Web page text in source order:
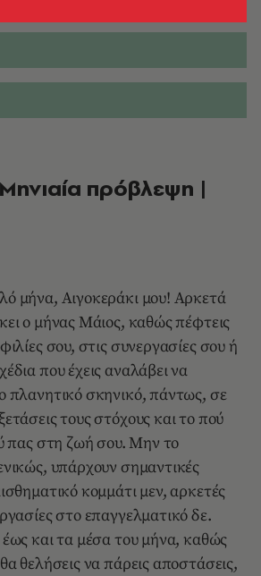
πρόβλεψη |
ο μήνας Μάιος, καθώς πέφτεις
σου, στις συνεργασίες σου ή
που έχεις αναλάβει να
πλανητικό σκηνικό, πάντως, σε
τους στόχους και το πού
πας στη ζωή σου. Μην το
υπάρχουν σημαντικές
κομμάτι μεν, αρκετές
στο επαγγελματικό δε.
και τα μέσα του μήνα, καθώς
θελήσεις να πάρεις αποστάσεις,